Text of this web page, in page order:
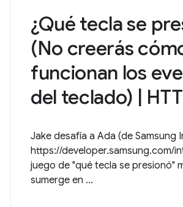
¿Qué tecla se
(No creerás
funcionan los
del teclado) |
Jake desafía a Ada (de Samsung
https://developer.samsung.com/
juego de "qué tecla se presionó"
sumerge en ...